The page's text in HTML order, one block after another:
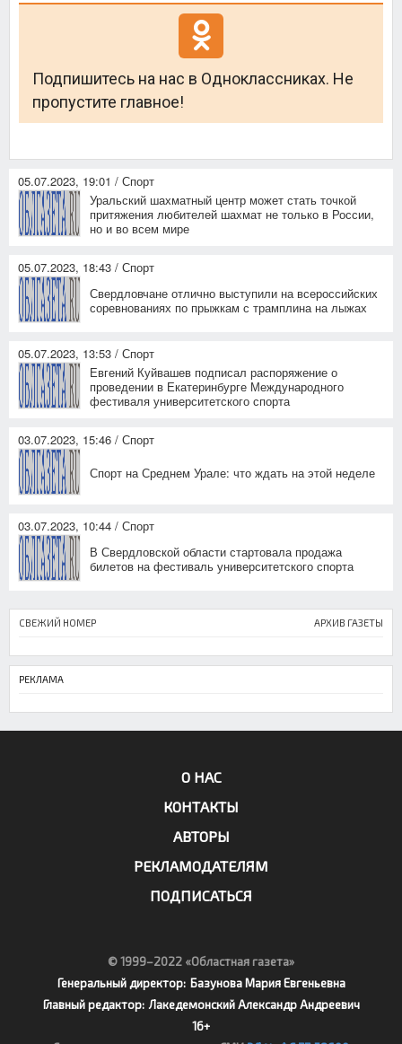
Подпишитесь на нас в Одноклассниках. Не
пропустите главное!
05.07.2023, 19:01 / Спорт
Уральский шахматный центр может стать точкой
притяжения любителей шахмат не только в России,
но и во всем мире
05.07.2023, 18:43 / Спорт
Свердловчане отлично выступили на всероссийских
соревнованиях по прыжкам с трамплина на лыжах
05.07.2023, 13:53 / Спорт
Евгений Куйвашев подписал распоряжение о
проведении в Екатеринбурге Международного
фестиваля университетского спорта
03.07.2023, 15:46 / Спорт
Спорт на Среднем Урале: что ждать на этой неделе
03.07.2023, 10:44 / Спорт
В Свердловской области стартовала продажа
билетов на фестиваль университетского спорта
СВЕЖИЙ НОМЕР АРХИВ ГАЗЕТЫ
РЕКЛАМА
О НАС
КОНТАКТЫ
АВТОРЫ
РЕКЛАМОДАТЕЛЯМ
ПОДПИСАТЬСЯ
© 1999–2022 «Областная газета»
Генеральный директор: Базунова Мария Евгеньевна
Главный редактор: Лакедемонский Александр Андреевич
16+